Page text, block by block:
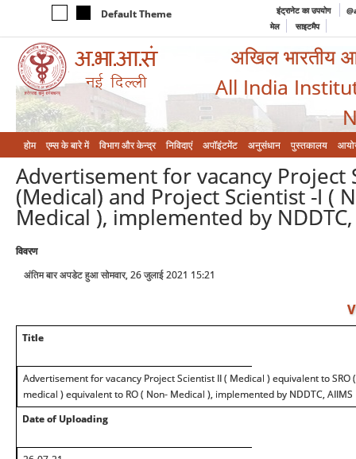
Default Theme इंट्रानेट का उपयोग
मेल
साइटमैप
अखिल भारतीय
All India
होम एम्‍स के बारे में विभाग और केन्‍द्र निविदाएं अपॉइंटमेंट अनुसंधान पुस्तकालय
Advertisement for vacancy Project
(Medical) and Project Scientist -I (
Medical ), implemented by
विवरण
अंतिम बार अपडेट हुआ सोमवार, 26 जुलाई 2021 15:21
Title
Advertisement for vacancy Project Scientist II ( Medical ) equivalent to
medical ) equivalent to RO ( Non- Medical ), implemented by NDDTC,
Date of Uploading